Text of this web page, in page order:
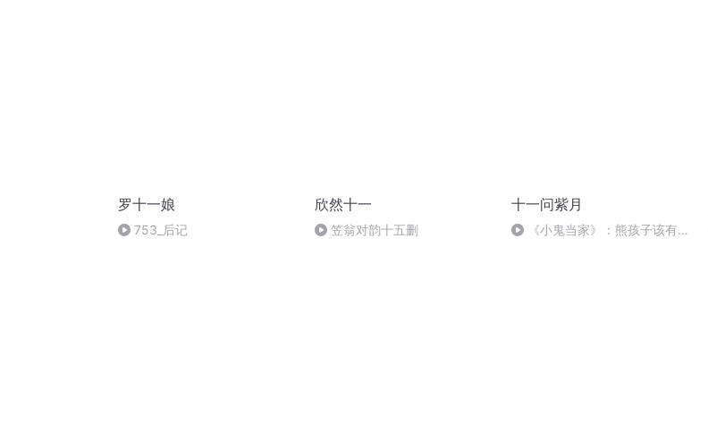
罗十一娘
753_后记
欣然十一
笠翁对韵十五删
十一问紫月
《小鬼当家》：熊孩子该有的